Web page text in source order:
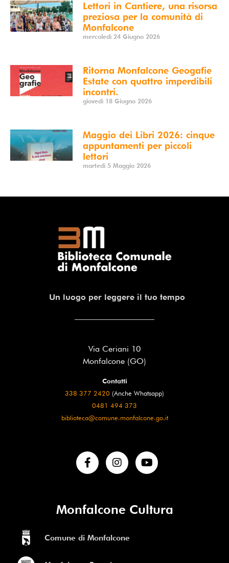
Lettori in Cantiere, una risorsa
preziosa per la comunità di
Monfalcone
mercoledì 24 Giugno 2026
Ritorna Monfalcone Geogafie
Estate con quattro imperdibili
incontri.
giovedì 18 Giugno 2026
Maggio dei Libri 2026: cinque
appuntamenti per piccoli
lettori
martedì 5 Maggio 2026
Un luogo per leggere il tuo tempo
Via Ceriani 10
Monfalcone (GO)
Contatti
338 377 2420 (Anche Whatsapp)
0481 494 373
biblioteca@comune.monfalcone.go.it
Monfalcone Cultura
Comune di Monfalcone